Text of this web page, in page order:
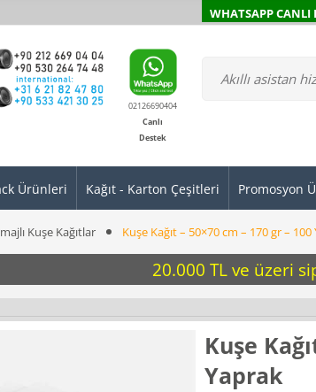
WHATSAPP CANLI
02126690404
Canlı
Destek
Ürünleri Kağıt - Karton Çeşitleri Promosyon
Kuşe Kağıtlar Kuşe Kağıt – 50×70 cm – 170 gr –
20.000 TL ve üzeri
Kuşe
Yaprak